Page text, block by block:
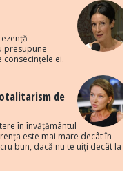
presupune
ei.
de
în învățământul
este mai mare decât în
bun, dacă nu te uiți decât la